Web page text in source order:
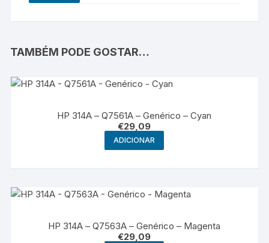
TAMBÉM PODE GOSTAR…
HP 314A – Q7561A – Genérico – Cyan
€29,09
ADICIONAR
HP 314A – Q7563A – Genérico – Magenta
€29,09